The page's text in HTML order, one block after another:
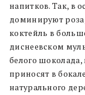
напитков. Так, в
доминируют
коктейль в
диснеевском
белого
приносят в
натурального